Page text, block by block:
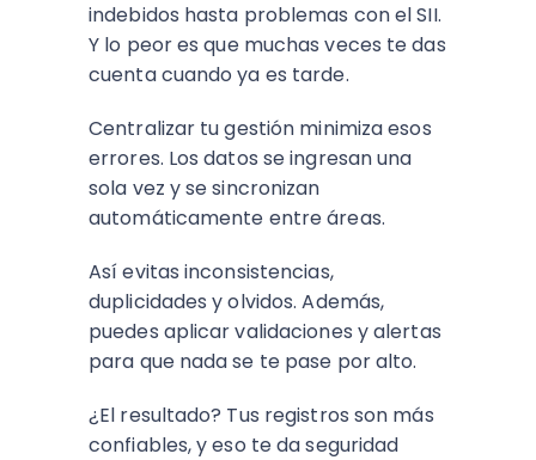
indebidos hasta problemas con el SII.
Y lo peor es que muchas veces te das
cuenta cuando ya es tarde.
Centralizar tu gestión minimiza esos
errores. Los datos se ingresan una
sola vez y se sincronizan
automáticamente entre áreas.
Así evitas inconsistencias,
duplicidades y olvidos. Además,
puedes aplicar validaciones y alertas
para que nada se te pase por alto.
¿El resultado? Tus registros son más
confiables, y eso te da seguridad